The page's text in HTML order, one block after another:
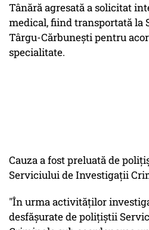
Tânără agresată a solicitat
medical, fiind transportată la
Târgu-Cărbuneşti pentru
specialitate.
Cauza a fost preluată de
Serviciului de Investigaţii
"În urma activităţilor
desfăşurate de poliţiştii